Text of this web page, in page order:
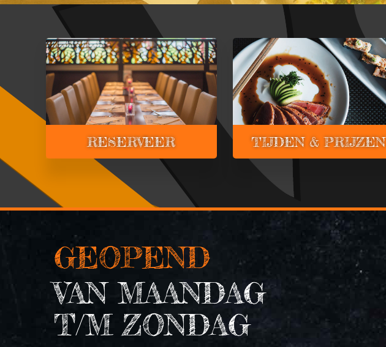
RESERVEER TIJDEN & PRIJZEN
GEOPEND
VAN MAANDAG
T/M ZONDAG